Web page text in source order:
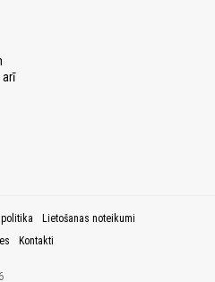
arī
politika
Lietošanas noteikumi
Kontakti